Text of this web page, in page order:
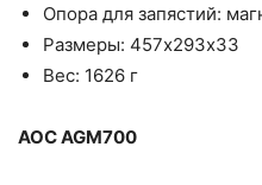
Опора для запястий:
Размеры: 457х293х33
Вес: 1626 г
AOC AGM700